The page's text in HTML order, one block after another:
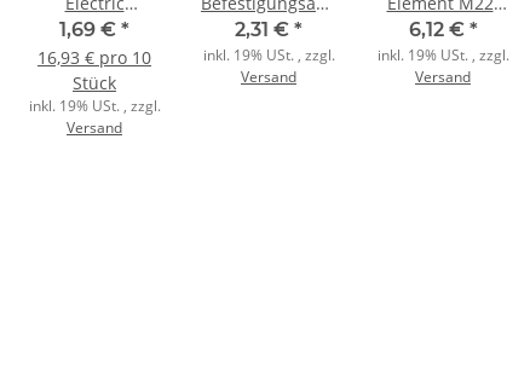
Erdungskabel
Spacial SF/SM
6qmm 160mm
10 Stück
1,69 € *
16,93 € pro 10
Stück
inkl. 19% USt. , zzgl.
Versand
Front M22-A
2,31 € *
inkl. 19% USt. , zzgl.
Versand
LED-W mit
Schraube 24V
AC/DC
6,12 € *
inkl. 19% USt. , zzgl.
Versand